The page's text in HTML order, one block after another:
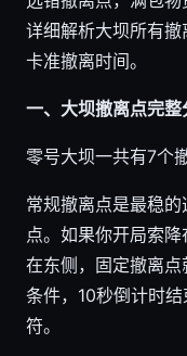
详细解析大坝所有
卡准撤离时间。
一、大坝撤离点完整
零号大坝一共有7个
常规撤离点是最稳
点。如果你开局索
在东侧，固定撤离
条件，10秒倒计时
符。